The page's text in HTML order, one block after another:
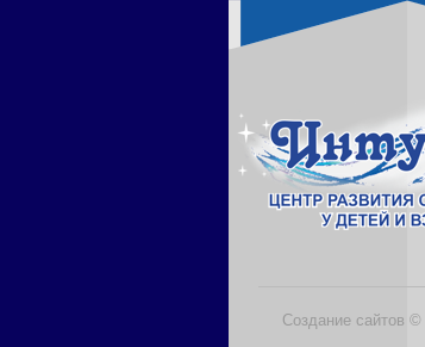
Создание сайтов ©